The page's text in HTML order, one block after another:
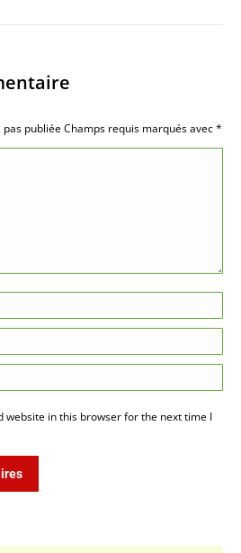
publiée Champs requis marqués avec*
website in this browser for the next time I